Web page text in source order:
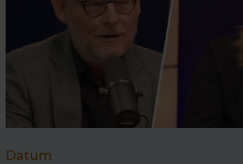
Datum